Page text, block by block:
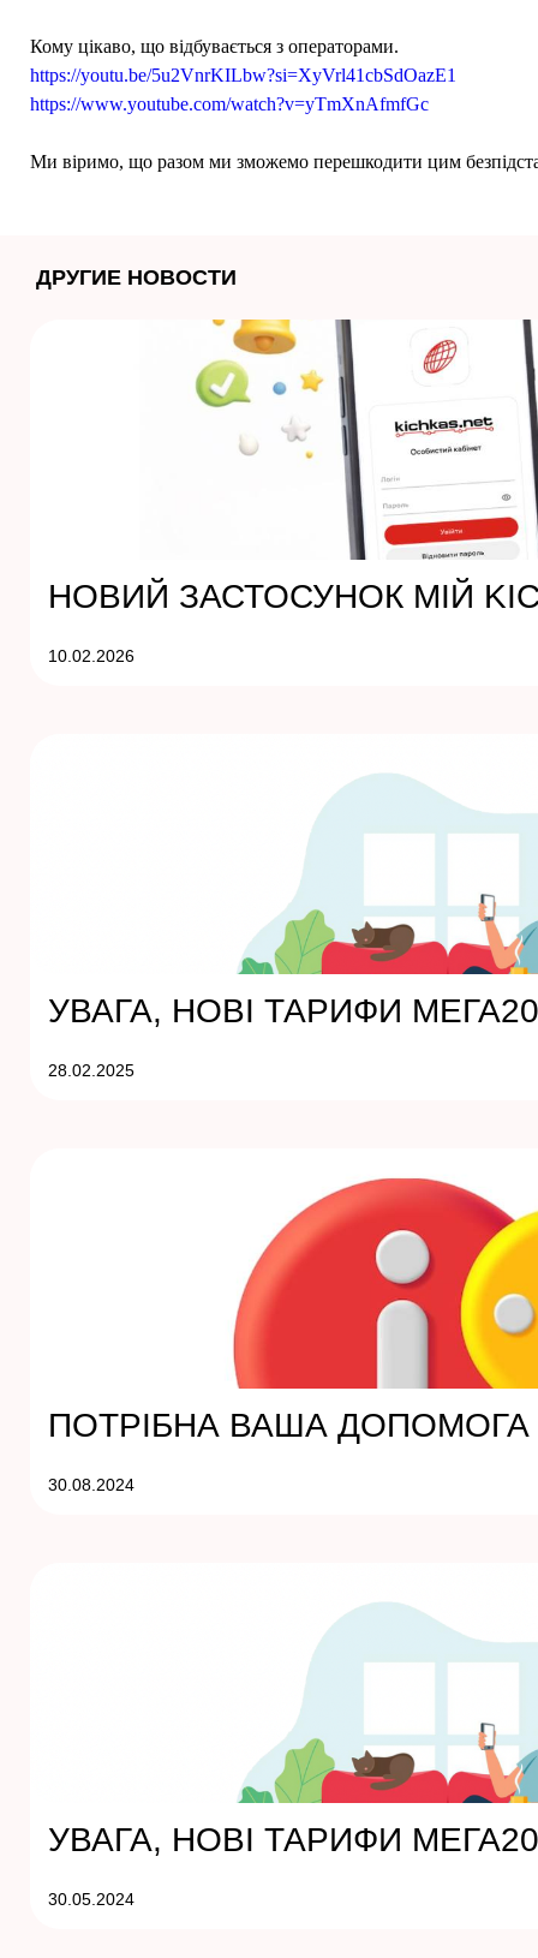
Кому цікаво, що відбувається з операторами.
https://youtu.be/5u2VnrKILbw?si=XyVrl41cbSdOazE1
https://www.youtube.com/watch?v=yTmXnAfmfGc
Ми віримо, що разом ми зможемо перешкодити цим
ДРУГИЕ НОВОСТИ
НОВИЙ ЗАСТОСУНОК MIЙ
10.02.2026
УВАГА, НОВІ ТАРИФИ
28.02.2025
ПОТРІБНА ВАША ДОПОМОГА
30.08.2024
УВАГА, НОВІ ТАРИФИ
30.05.2024